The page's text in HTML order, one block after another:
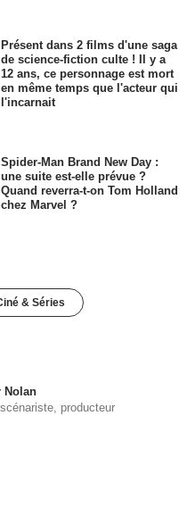
Présent dans 2 films d'une saga
de science-fiction culte ! Il y a
12 ans, ce personnage est mort
en même temps que l'acteur qui
l'incarnait
Spider-Man Brand New Day :
une suite est-elle prévue ?
Quand reverra-t-on Tom Holland
chez Marvel ?
& Séries
Nolan
producteur